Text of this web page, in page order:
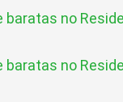
baratas no
baratas no